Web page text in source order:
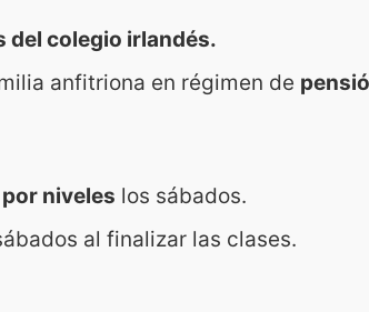
del colegio irlandés.
anfitriona en régimen de
por niveles los sábados.
al finalizar las clases.